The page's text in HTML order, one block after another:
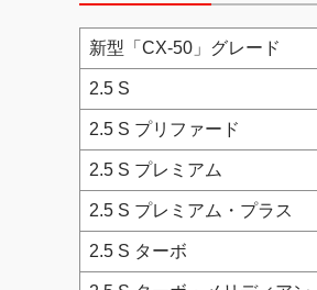
新型「CX-50」グレード
2.5 S
2.5 S プリファード
2.5 S プレミアム
2.5 S プレミアム・プラス
2.5 S ターボ